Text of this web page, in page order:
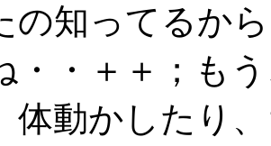
の知ってるか
・・＋＋；も
体動かしたり